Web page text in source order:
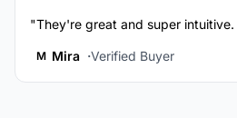
"They're great and super
M Mira Verified Buyer